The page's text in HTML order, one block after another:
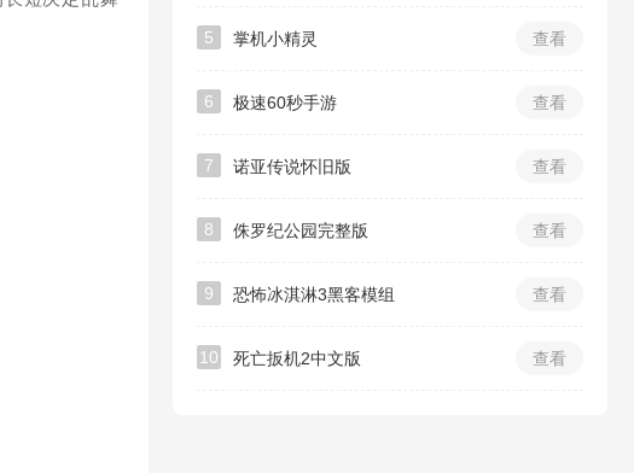
5 掌机小精灵 查看
6 极速60秒手游 查看
7 诺亚传说怀旧版 查看
8 侏罗纪公园完整版 查看
9 恐怖冰淇淋3黑客模组 查看
10 死亡扳机2中文版 查看